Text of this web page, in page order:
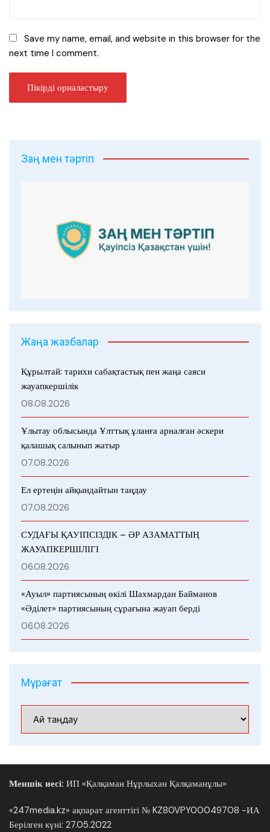
Save my name, email, and website in this browser for the
next time I comment.
Заң мен тәртіп
Жаңа жазбалар
Құрылтай: тарихи сабақтастық пен жаңа саяси
жауапкершілік
08.08.2026
Ұлытау облысында Ұлттық ұланға арналған әскери
қалашық салынып жатыр
07.08.2026
Ел ертеңін айқындайтын таңдау
07.08.2026
СУДАҒЫ ҚАУІПСІЗДІК – ӘР АЗАМАТТЫҢ
ЖАУАПКЕРШІЛІГІ
06.08.2026
«Ауыл» партиясының өкілі Шахмардан Байманов
«Әділет» партиясының сұрағына жауап берді
06.08.2026
Мұрағат
Меншік иесі: ИП «Қалқаман Нұрлыхан Қалқаманұлы»
«247media.kz» ақпарат агенттігі № KZ80VPY00049708 -ИА
Берілген күні: 27.05.2022